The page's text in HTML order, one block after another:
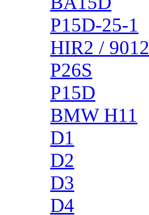
P15D-25-1
HIR2 / 9012
P26S
P15D
BMW H11
D1
D2
D3
D4